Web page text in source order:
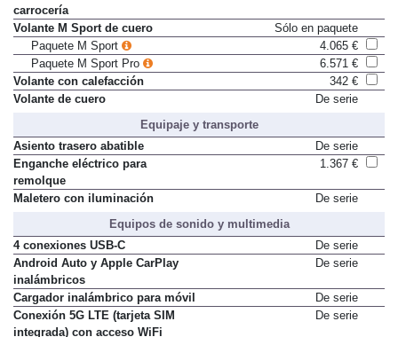
Tiradores exteriores en color
carrocería
Volante M Sport de cuero
Sólo en paquete
Paquete M Sport
4.065 €
Paquete M Sport Pro
6.571 €
Volante con calefacción
342 €
Equipaje y transporte
Asiento trasero abatible
De serie
Enganche eléctrico para
remolque
Equipos de sonido y multimedia
4 conexiones USB-C
De serie
Android Auto y Apple CarPlay
inalámbricos
Cargador inalámbrico para móvil
De serie
Conexión 5G LTE (tarjeta SIM